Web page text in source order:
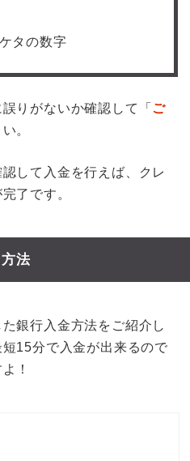
タの数字
りがないか確認して「 ご
。
して入金を行えば、クレ
了です。
法
銀行入金方法をご紹介し
15分で入金が出来るので
！